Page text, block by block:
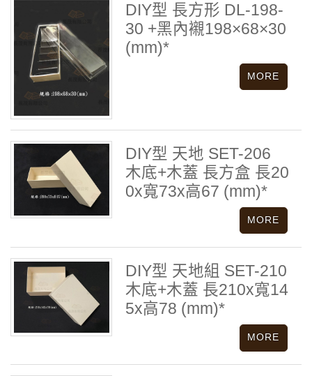
DIY型 長方形 DL-198-
30 +黑內襯198×68×30
(mm)*
DIY型 天地 SET-206
木底+木蓋 長方盒 長20
0x寬73x高67 (mm)*
DIY型 天地組 SET-210
木底+木蓋 長210x寬14
5x高78 (mm)*